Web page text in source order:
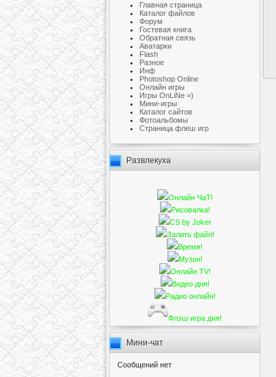
Главная страница
Каталог файлов
Форум
Гостевая книга
Обратная связь
Аватарки
Flash
Разное
Инф
Photoshop Online
Онлайн игры
Игры OnLiNe =)
Мини-игры
Каталог сайтов
Фотоальбомы
Cтраница флеш игр
Развлекуха
Онлайн ЧаТ!
Рисовалка!
CS by Joker
Залить файл!
Время!
Музон!
Онлайн TV!
Видео дня!
Радио онлайн!
Флэш игра дня!
Мини-чат